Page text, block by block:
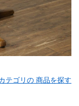
テゴリの 商品を探す